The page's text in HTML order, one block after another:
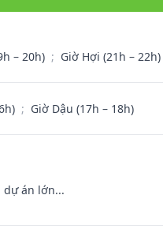
– 20h) ; Giờ Hợi (21h – 22h)
; Giờ Dậu (17h – 18h)
dự án lớn...